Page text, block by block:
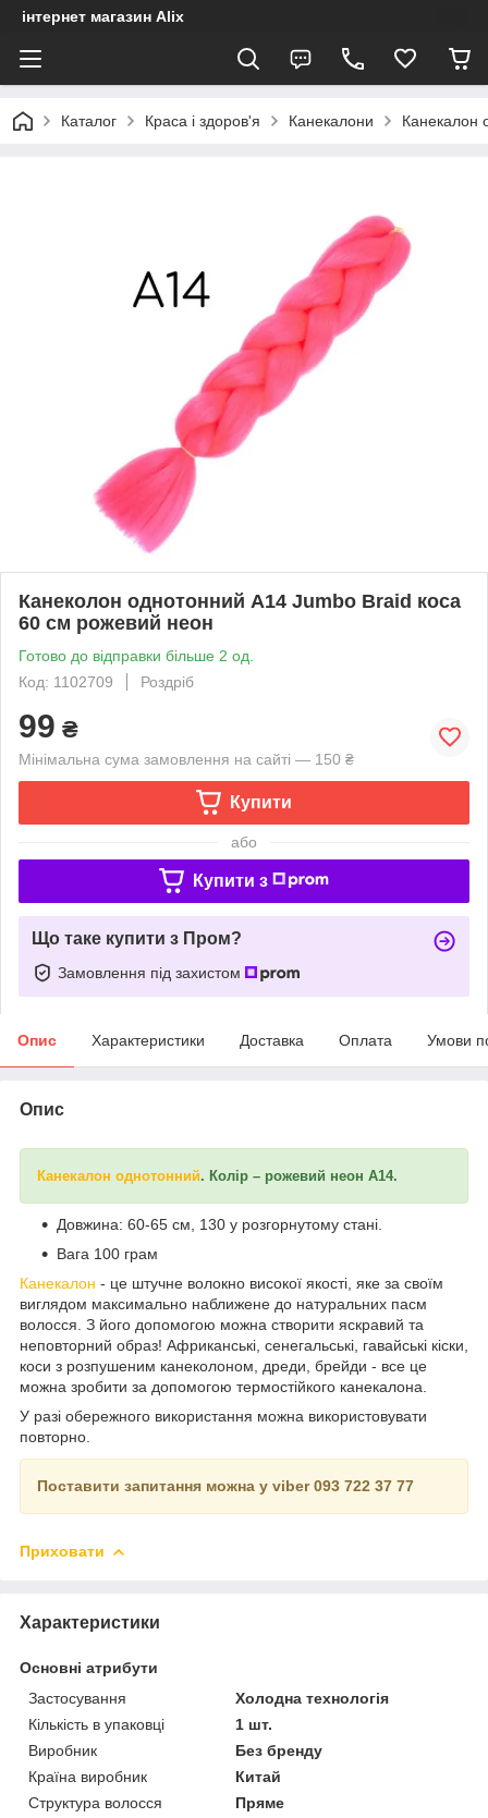
інтернет магазин Alix
Каталог Краса і здоров'я Канекалони Канекалон
Канеколон однотонний А14 Jumbo Braid коса
60 см рожевий неон
Готово до відправки більше 2 од.
Код: 1102709
Роздріб
99 ₴
Мінімальна сума замовлення на сайті — 150 ₴
Купити
або
Купити з
Що таке купити з Пром?
Замовлення під захистом
Опис Характеристики Доставка Оплата Умови
Опис
Канекалон однотонний. Колір – рожевий неон А14.
Довжина: 60-65 см, 130 у розгорнутому стані.
Вага 100 грам
Канекалон - це штучне волокно високої якості, яке за своїм
виглядом максимально наближене до натуральних пасм
волосся. З його допомогою можна створити яскравий та
неповторний образ! Африканські, сенегальські, гавайські кіски,
коси з розпушеним канеколоном, дреди, брейди - все це
можна зробити за допомогою термостійкого канекалона.
У разі обережного використання можна використовувати
повторно.
Поставити запитання можна у viber 093 722 37 77
Приховати
Характеристики
Основні атрибути
Застосування
Холодна технологія
Кількість в упаковці
1 шт.
Виробник
Без бренду
Країна виробник
Китай
Структура волосся
Пряме